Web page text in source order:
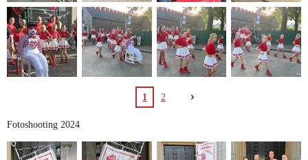
1 2
Fotoshooting 2024